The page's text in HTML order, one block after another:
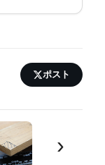
ポスト
›